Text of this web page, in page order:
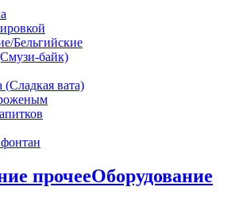
Бельгийские
байк)
(Сладкая вата)
Оборудование